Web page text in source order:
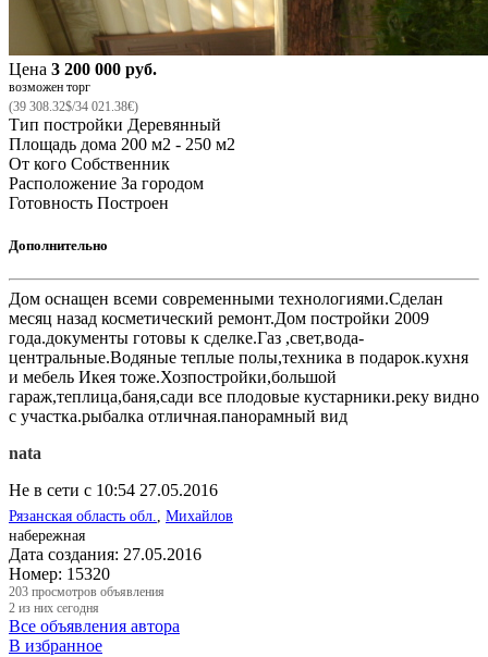
Цена 3 200 000 руб.
возможен торг
(39 308.32$/34 021.38€)
Тип постройки Деревянный
Площадь дома 200 м2 - 250 м2
От кого Собственник
Расположение За городом
Готовность Построен
Дополнительно
Дом оснащен всеми современными технологиями.Сделан
месяц назад косметический ремонт.Дом постройки 2009
года.документы готовы к сделке.Газ ,свет,вода-
центральные.Водяные теплые полы,техника в подарок.кухня
и мебель Икея тоже.Хозпостройки,большой
гараж,теплица,баня,сади все плодовые кустарники.реку видно
с участка.рыбалка отличная.панорамный вид
nata
Не в сети с 10:54 27.05.2016
Рязанская область обл., Михайлов
набережная
Дата создания: 27.05.2016
Номер: 15320
203 просмотров объявления
2 из них сегодня
Все объявления автора
В избранное